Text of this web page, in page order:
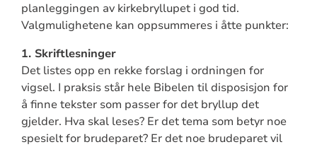
planleggingen av kirkebryllupet i god tid.
Valgmulighetene kan oppsummeres i åtte punkter:
1. Skriftlesninger
Det listes opp en rekke forslag i ordningen for
vigsel. I praksis står hele Bibelen til disposisjon for
å finne tekster som passer for det bryllup det
gjelder. Hva skal leses? Er det tema som betyr noe
spesielt for brudeparet? Er det noe brudeparet vil